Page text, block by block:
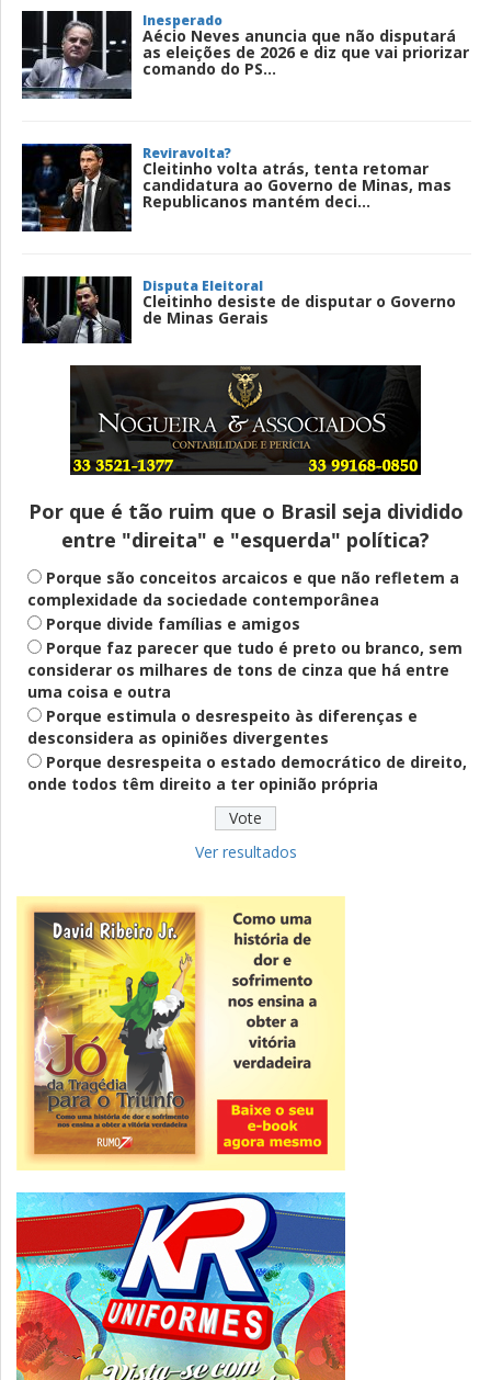
Inesperado
Aécio Neves anuncia que não disputará
as eleições de 2026 e diz que vai priorizar
comando do PS...
Reviravolta?
Cleitinho volta atrás, tenta retomar
candidatura ao Governo de Minas, mas
Republicanos mantém deci...
Disputa Eleitoral
Cleitinho desiste de disputar o Governo
de Minas Gerais
Entenda
Pix Pensão Alimentícia: entenda o que é
e como solicitar
Saúde Mental
Plataforma oferece escuta em saúde
mental para jovens no SUS Digital
Definido
PT lança Patrus Ananias como candidato
ao governo de Minas Gerais
Fies: pré-selecionados têm até terça
para complementar informações
Novidade
CNPJ alfanumérico começa a ser emitido
nesta sexta
ver todas »
Por que é tão ruim que o Brasil seja dividido
entre "direita" e "esquerda" política?
Porque são conceitos arcaicos e que não refletem a
complexidade da sociedade contemporânea
Porque divide famílias e amigos
Porque faz parecer que tudo é preto ou branco, sem
considerar os milhares de tons de cinza que há entre
uma coisa e outra
Porque estimula o desrespeito às diferenças e
desconsidera as opiniões divergentes
Porque desrespeita o estado democrático de direito,
onde todos têm direito a ter opinião própria
Ver resultados